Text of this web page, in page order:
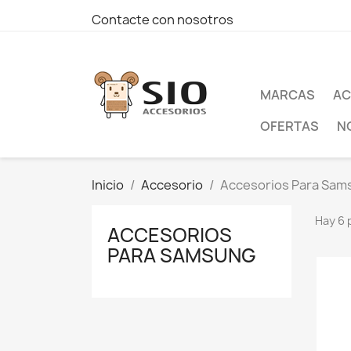
Contacte con nosotros
MARCAS
OFERTAS
Inicio Accesorio Accesorios Para
ACCESORIOS
PARA SAMSUNG
Hay 6